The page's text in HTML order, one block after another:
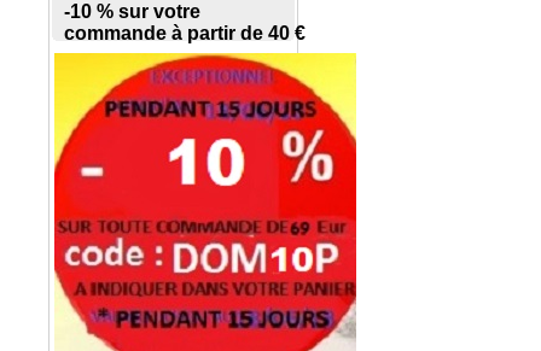
-10 % sur votre
commande à partir de 40 €